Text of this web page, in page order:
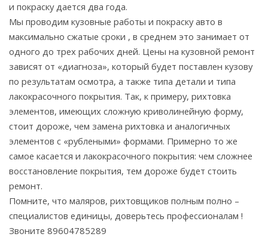
и покраску дается два года.
Мы проводим кузовные работы и покраску авто в
максимально сжатые сроки , в среднем это занимает от
одного до трех рабочих дней. Цены на кузовной ремонт
зависят от «диагноза», который будет поставлен кузову
по результатам осмотра, а также типа детали и типа
лакокрасочного покрытия. Так, к примеру, рихтовка
элементов, имеющих сложную криволинейную форму,
стоит дороже, чем замена рихтовка и аналогичных
элементов с «рублеными» формами. Примерно то же
самое касается и лакокрасочного покрытия: чем сложнее
восстановление покрытия, тем дороже будет стоить
ремонт.
Помните, что маляров, рихтовщиков полным полно –
специалистов единицы, доверьтесь профессионалам !
Звоните 89604785289